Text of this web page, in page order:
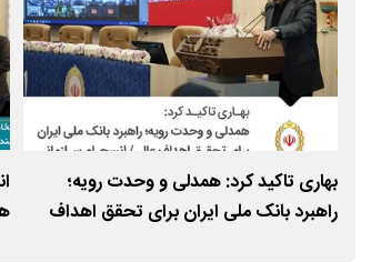
بهاری تاکید کرد: همدلی و وحدت رویه؛
راهبرد بانک ملی ایران برای تحقق اهداف